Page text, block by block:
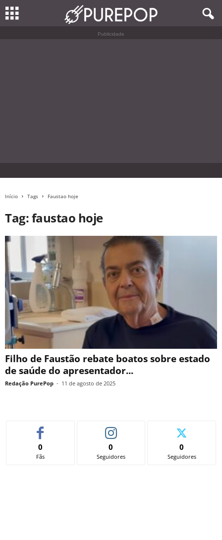
Publicidade
Início Tags Faustao hoje
Tag: faustao hoje
Filho de Faustão rebate boatos sobre estado
de saúde do apresentador...
Redação PurePop - 11 de agosto de 2025
0
Fãs
0
Seguidores
0
Seguidores